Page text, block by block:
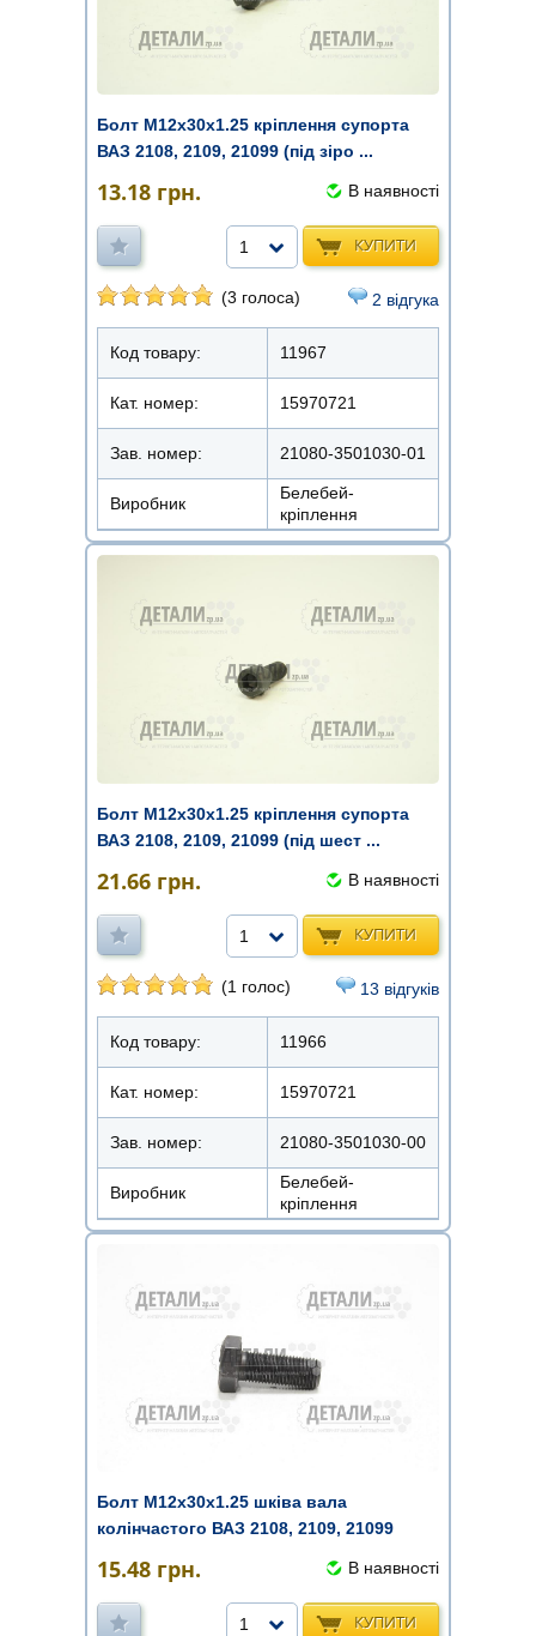
Болт М12х30х1.25 кріплення супорта
ВАЗ 2108, 2109, 21099 (під зіро ...
13.18 грн. В наявності
КУПИТИ
1
(3 голоса) 2 відгука
Код товару: 11967
Кат. номер: 15970721
Зав. номер: 21080-3501030-01
Виробник
Белебей-
кріплення
Болт М12х30х1.25 кріплення супорта
ВАЗ 2108, 2109, 21099 (під шест ...
21.66 грн. В наявності
КУПИТИ
1
(1 голос) 13 відгуків
Код товару: 11966
Кат. номер: 15970721
Зав. номер: 21080-3501030-00
Виробник
Белебей-
кріплення
Болт М12х30х1.25 шківа вала
колінчастого ВАЗ 2108, 2109, 21099
15.48 грн. В наявності
КУПИТИ
1